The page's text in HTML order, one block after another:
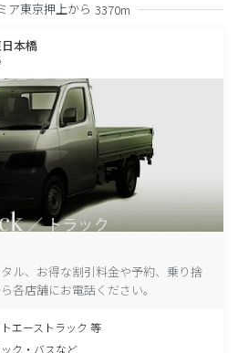
ア東京押上から 3370m
本橋
ル、お得な割引料金や予約、乗り捨
各店舗にお電話ください。
エーストラック 等
ック・バスなど